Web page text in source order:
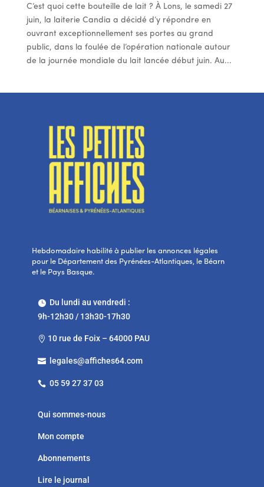
C’est quoi cette bouteille de lait ? À Lons, le samedi 27
juin, la laiterie Candia a décidé d’y répondre en
ouvrant exceptionnellement ses portes au grand
public, dans la foulée de l’opération nationale autour
de la journée mondiale du lait lancée début juin. Au...
Hebdomadaire habilité à publier les annonces légales
pour le Département des Pyrénées-Atlantiques, le Béarn
et le Pays Basque.
Du lundi au vendredi :
9h-12h30 / 13h30-17h30
 10 rue de Foix – 64000 PAU
 legales@affiches64.com
 05 59 27 37 03
Qui sommes-nous
Mon compte
Abonnements
Lire le journal